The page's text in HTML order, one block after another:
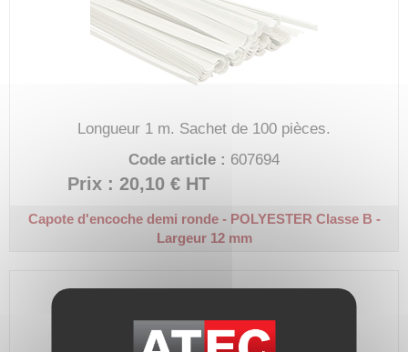
Longueur 1 m. Sachet de 100 pièces.
Code article : 607694
Prix : 20,10 € HT
Capote d'encoche demi ronde - POLYESTER Classe B -
Largeur 12 mm